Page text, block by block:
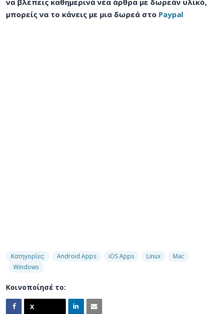
να βλέπεις καθημερινά νέα άρθρα με δωρεάν υλικό,
μπορείς να το κάνεις με μια δωρεά στο Paypal
Κατηγορίες: Android Apps iOS Apps Linux
Mac
Windows
Κοινοποίησέ το: